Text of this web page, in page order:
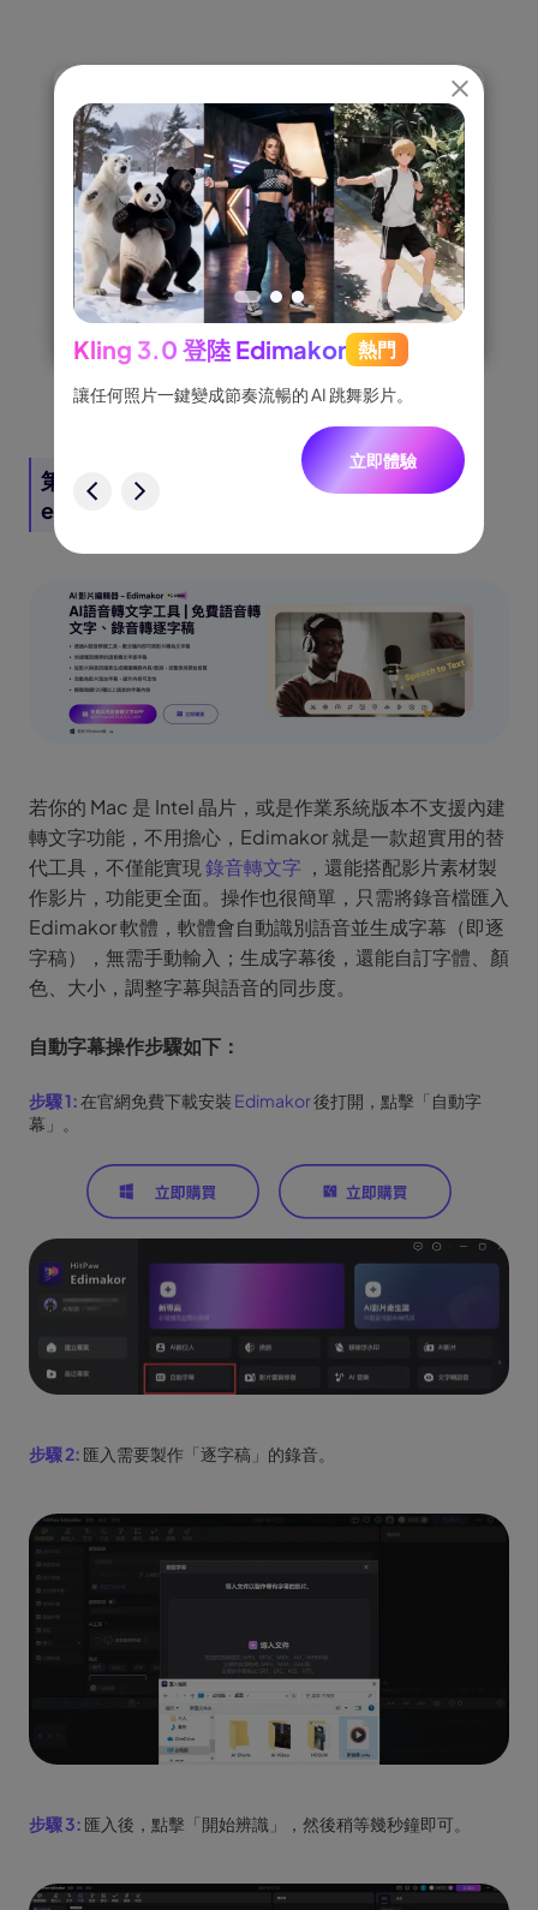
第五部分：mac 語音備忘錄逐字稿替代工具-
edimakor
若你的 Mac 是 Intel 晶片，或是作業系統版本不支援內建
轉文字功能，不用擔心，Edimakor 就是一款超實用的替
代工具，不僅能實現錄音轉文字 ，還能搭配影片素材製
作影片，功能更全面。操作也很簡單，只需將錄音檔匯入
Edimakor 軟體，軟體會自動識別語音並生成字幕（即逐
字稿），無需手動輸入；生成字幕後，還能自訂字體、顏
色、大小，調整字幕與語音的同步度。
自動字幕操作步驟如下：
步驟 1:在官網免費下載安裝 Edimakor後打開，點擊「自動字
幕」。
步驟 2: 匯入需要製作「逐字稿」的錄音。
步驟 3: 匯入後，點擊「開始辨識」，然後稍等幾秒鐘即可。
Kling 3.0 登陸 Edimakor 熱門
讓任何照片一鍵變成節奏流暢的 AI 跳舞影片。
立即體驗